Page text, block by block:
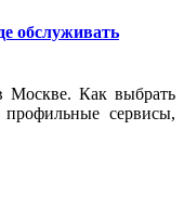
обслуживать
Как выбрать
сервисы,